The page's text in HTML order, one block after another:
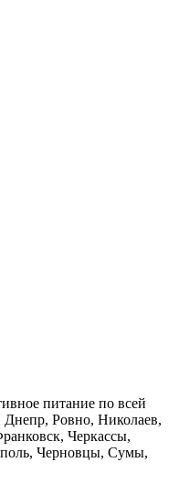
питание по всей
Ровно, Николаев,
Черкассы,
Черновцы, Сумы,